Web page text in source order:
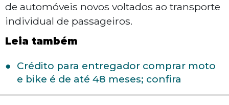
de automóveis novos voltados ao transporte
individual de passageiros.
Leia também
Crédito para entregador comprar moto
e bike é de até 48 meses; confira